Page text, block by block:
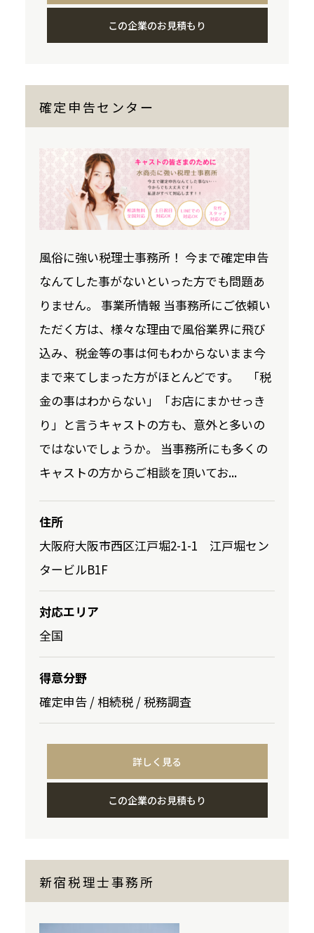
この企業のお見積もり
確定申告センター
風俗に強い税理士事務所！ 今まで確定申告
なんてした事がないといった方でも問題あ
りません。 事業所情報 当事務所にご依頼い
ただく方は、様々な理由で風俗業界に飛び
込み、税金等の事は何もわからないまま今
まで来てしまった方がほとんどです。 「税
金の事はわからない」「お店にまかせっき
り」と言うキャストの方も、意外と多いの
ではないでしょうか。 当事務所にも多くの
キャストの方からご相談を頂いてお...
住所
大阪府大阪市西区江戸堀2-1-1 江戸堀セン
タービルB1F
対応エリア
全国
得意分野
確定申告 / 相続税 / 税務調査
詳しく見る
この企業のお見積もり
新宿税理士事務所